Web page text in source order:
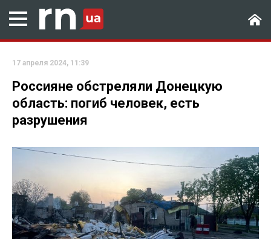
17 апреля 2024, 11:39
Россияне обстреляли Донецкую
область: погиб человек, есть
разрушения